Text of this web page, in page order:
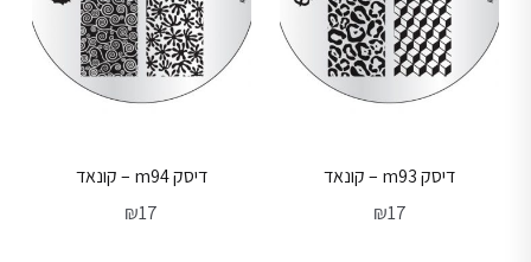
דיסק m93 – קונאד
₪17
דיסק m94 – קונאד
₪17